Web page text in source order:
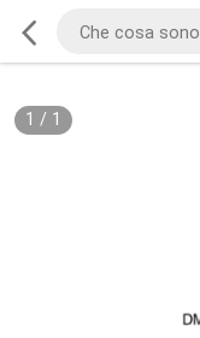
1 / 1